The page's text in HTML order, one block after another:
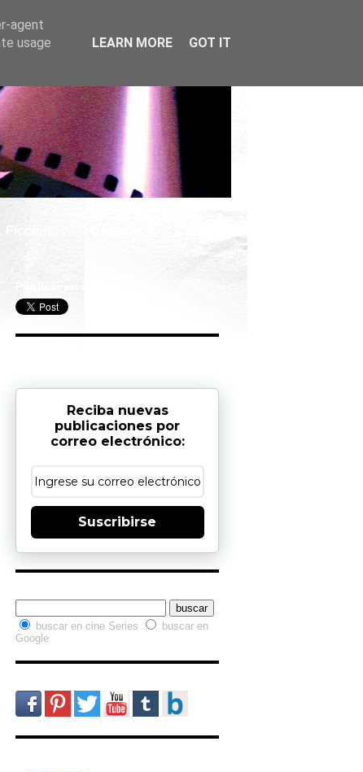
Ficción
Reciba nuevas
publicaciones por
correo electrónico:
Suscribirse
buscar en cine Series
buscar en
Google
agent
usage
LEARN MORE GOT IT